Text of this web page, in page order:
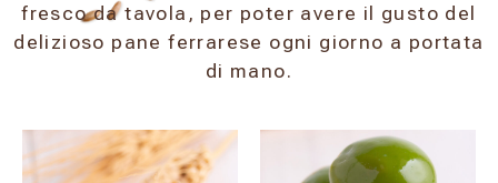
fresco da tavola, per poter avere il gusto del
delizioso pane ferrarese ogni giorno a portata
di mano.